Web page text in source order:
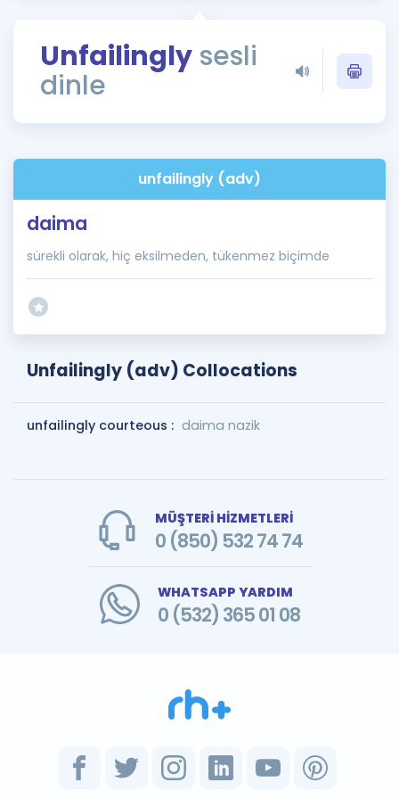
Rehberlik Aracı
ÖSYM Sınav Takvimi
İngilizce Gramer
Unfailingly sesli
dinle
unfailingly (adv)
daima
sürekli olarak, hiç eksilmeden, tükenmez biçimde
Unfailingly (adv) Collocations
unfailingly courteous : daima nazik
MÜŞTERİ HİZMETLERİ
0 (850) 532 74 74
WHATSAPP YARDIM
0 (532) 365 01 08